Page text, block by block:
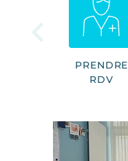
PRENDRE
RDV